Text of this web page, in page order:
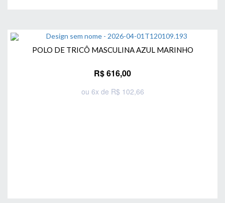
POLO DE TRICÔ MASCULINA AZUL MARINHO
R$ 616,00
ou 6x de R$ 102,66